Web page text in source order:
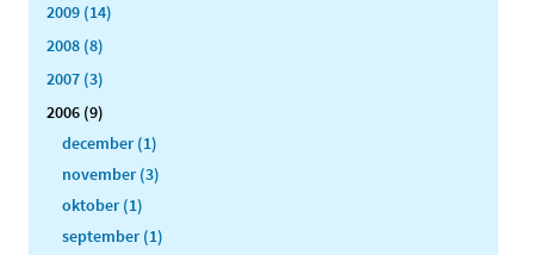
2009 (14)
2008 (8)
2007 (3)
2006 (9)
december (1)
november (3)
oktober (1)
september (1)